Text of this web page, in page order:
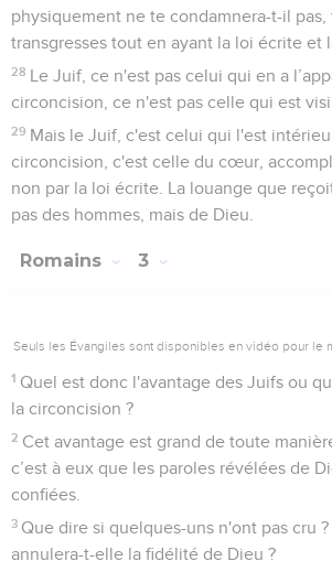
physiquement ne te condamnera-t-il pas,
transgresses tout en ayant la loi écrite et
28 Le Juif, ce n'est pas celui qui en a
circoncision, ce n'est pas celle qui est
29 Mais le Juif, c'est celui qui l'est
circoncision, c'est celle du cœur,
non par la loi écrite. La louange que
pas des hommes, mais de Dieu.
Romains 3
Seuls les Évangiles sont disponibles en vidéo pour le
1 Quel est donc l'avantage des Juifs ou
la circoncision ?
2 Cet avantage est grand de toute
c’est à eux que les paroles révélées de
confiées.
3 Que dire si quelques-uns n'ont pas cru
annulera-t-elle la fidélité de Dieu ?